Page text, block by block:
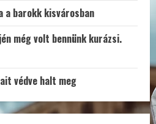
a barokk kisvárosban
még volt bennünk kurázsi.
védve halt meg